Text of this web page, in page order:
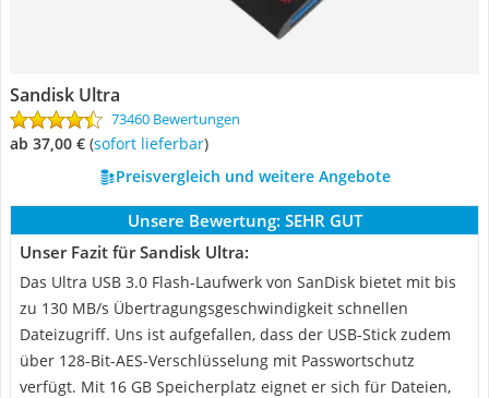
Sandisk Ultra
73460 Bewertungen
ab 37,00 € ( Sofort lieferbar)
Preisvergleich und weitere Angebote
Unsere Bewertung: SEHR GUT
Unser Fazit für Sandisk Ultra:
Das Ultra USB 3.0 Flash-Laufwerk von SanDisk bietet mit bis
zu 130 MB/s Übertragungsgeschwindigkeit schnellen
Dateizugriff. Uns ist aufgefallen, dass der USB-Stick zudem
über 128-Bit-AES-Verschlüsselung mit Passwortschutz
verfügt. Mit 16 GB Speicherplatz eignet er sich für Dateien,